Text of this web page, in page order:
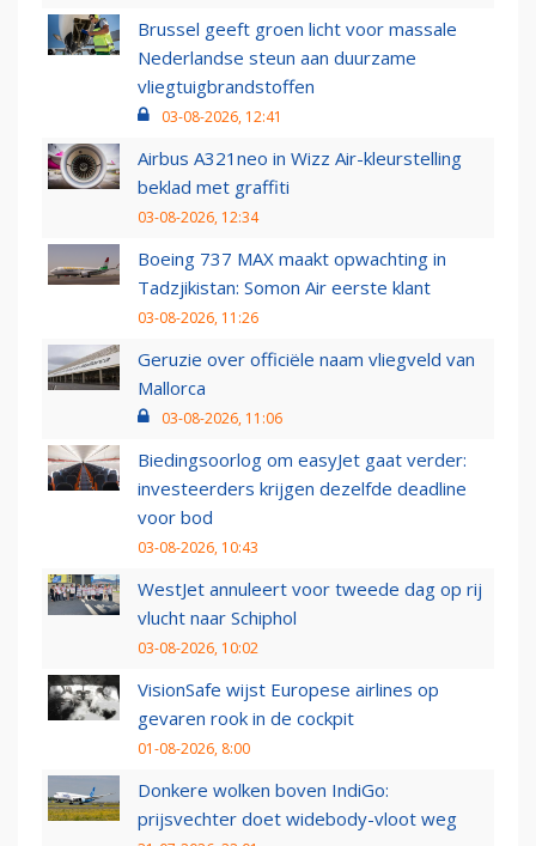
Brussel geeft groen licht voor massale
Nederlandse steun aan duurzame
vliegtuigbrandstoffen
03-08-2026, 12:41
Airbus A321neo in Wizz Air-kleurstelling
beklad met graffiti
03-08-2026, 12:34
Boeing 737 MAX maakt opwachting in
Tadzjikistan: Somon Air eerste klant
03-08-2026, 11:26
Geruzie over officiële naam vliegveld van
Mallorca
03-08-2026, 11:06
Biedingsoorlog om easyJet gaat verder:
investeerders krijgen dezelfde deadline
voor bod
03-08-2026, 10:43
WestJet annuleert voor tweede dag op rij
vlucht naar Schiphol
03-08-2026, 10:02
VisionSafe wijst Europese airlines op
gevaren rook in de cockpit
01-08-2026, 8:00
Donkere wolken boven IndiGo:
prijsvechter doet widebody-vloot weg